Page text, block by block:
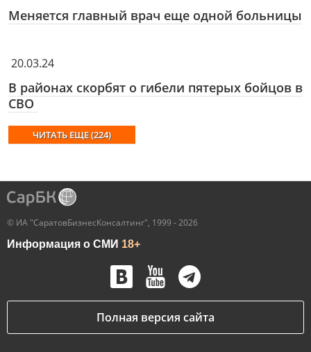
Меняется главный врач еще одной больницы
20.03.24
В районах скорбят о гибели пятерых бойцов в
СВО
ЧИТАТЬ ЕЩЕ (224)
© ИА "СаратовБизнесКонсалтинг", 1999 - 2026
Информация о СМИ 18+
Полная версия сайта